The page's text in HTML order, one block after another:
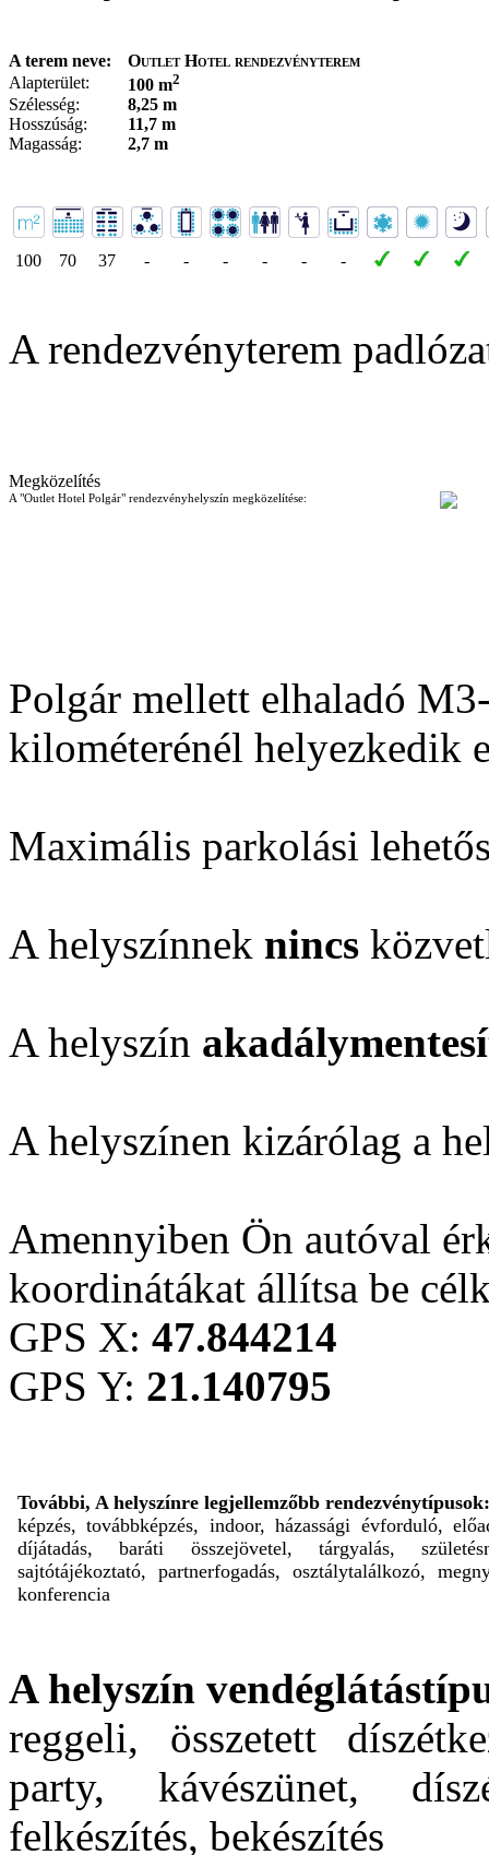
A terem neve:
Outlet Hotel rendezvényterem
Alapterület:
100 m2
Szélesség:
8,25 m
Hosszúság:
11,7 m
Magasság:
2,7 m
100 70 37 - - - - - -
A rendezvényterem
Megközelítés
A "Outlet Hotel Polgár" rendezvényhelyszín megközelítése:
Polgár mellett elhaladó
kilométerénél helyezkedik
Maximális parkolási
A helyszínnek nincs
A helyszín
A helyszínen kizárólag a
Amennyiben Ön autóval
koordinátákat állítsa be
GPS X: 47.844214
GPS Y: 21.140795
További, A helyszínre legjellemzőbb rendezvénytípusok:
képzés, továbbképzés, indoor, házassági évforduló,
díjátadás, baráti összejövetel, tárgyalás,
sajtótájékoztató, partnerfogadás, osztálytalálkozó,
konferencia
A helyszín
reggeli, összetett
party, kávészünet,
felkészítés, bekészítés